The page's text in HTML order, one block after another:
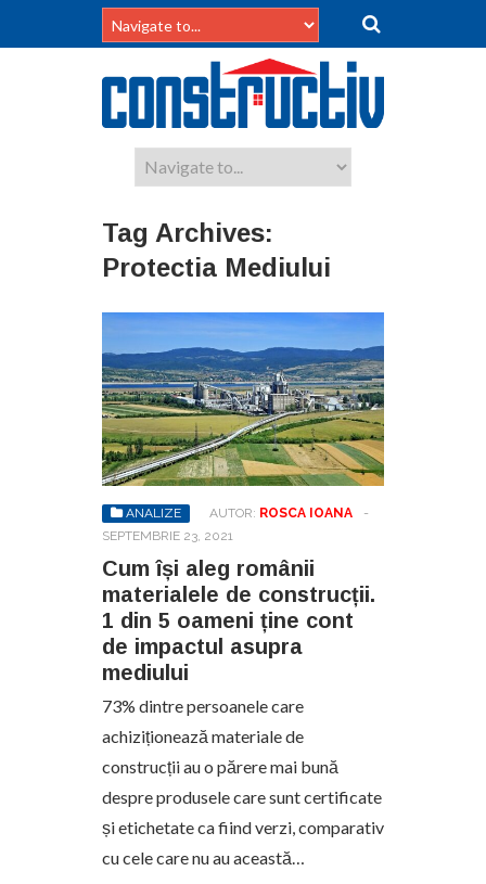
Tag Archives:
Protectia Mediului
ANALIZE AUTOR: ROSCA IOANA
-
SEPTEMBRIE 23, 2021
Cum își aleg românii
materialele de construcții.
1 din 5 oameni ține cont
de impactul asupra
mediului
73% dintre persoanele care
achiziționează materiale de
construcții au o părere mai bună
despre produsele care sunt certificate
și etichetate ca fiind verzi, comparativ
cu cele care nu au această…